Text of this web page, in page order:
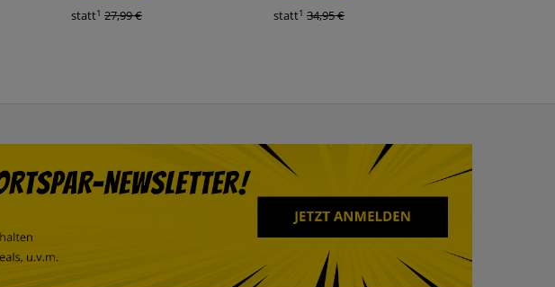
statt1 27,99 € statt1 34,95 €